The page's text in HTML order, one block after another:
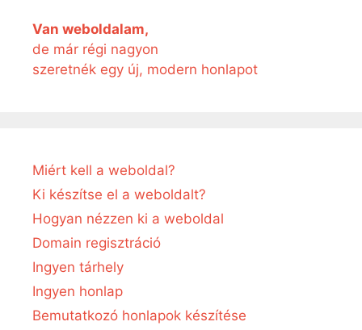
Van weboldalam,
de már régi nagyon
szeretnék egy új, modern honlapot
Miért kell a weboldal?
Ki készítse el a weboldalt?
Hogyan nézzen ki a weboldal
Domain regisztráció
Ingyen tárhely
Ingyen honlap
Bemutatkozó honlapok készítése